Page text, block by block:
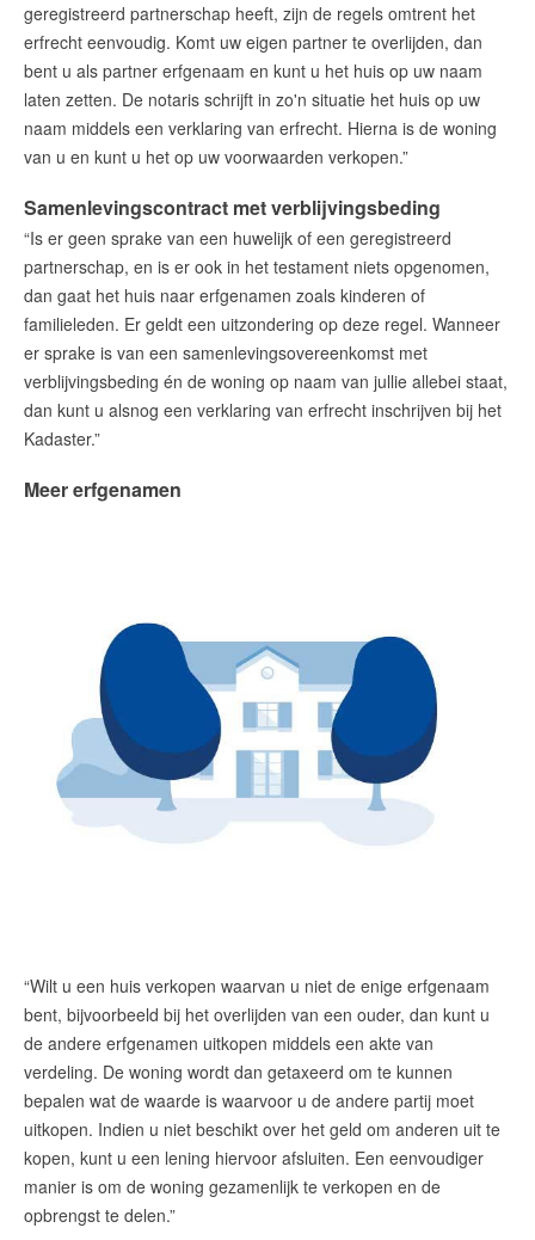
geregistreerd partnerschap heeft, zijn de regels omtrent het
erfrecht eenvoudig. Komt uw eigen partner te overlijden, dan
bent u als partner erfgenaam en kunt u het huis op uw naam
laten zetten. De notaris schrijft in zo'n situatie het huis op uw
naam middels een verklaring van erfrecht. Hierna is de woning
van u en kunt u het op uw voorwaarden verkopen.”
Samenlevingscontract met verblijvingsbeding
“Is er geen sprake van een huwelijk of een geregistreerd
partnerschap, en is er ook in het testament niets opgenomen,
dan gaat het huis naar erfgenamen zoals kinderen of
familieleden. Er geldt een uitzondering op deze regel. Wanneer
er sprake is van een samenlevingsovereenkomst met
verblijvingsbeding én de woning op naam van jullie allebei staat,
dan kunt u alsnog een verklaring van erfrecht inschrijven bij het
Kadaster.”
Meer erfgenamen
“Wilt u een huis verkopen waarvan u niet de enige erfgenaam
bent, bijvoorbeeld bij het overlijden van een ouder, dan kunt u
de andere erfgenamen uitkopen middels een akte van
verdeling. De woning wordt dan getaxeerd om te kunnen
bepalen wat de waarde is waarvoor u de andere partij moet
uitkopen. Indien u niet beschikt over het geld om anderen uit te
kopen, kunt u een lening hiervoor afsluiten. Een eenvoudiger
manier is om de woning gezamenlijk te verkopen en de
opbrengst te delen.”